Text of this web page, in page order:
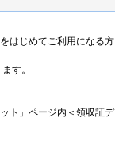
はじめてご利用になる方
す。
ト」ページ内＜領収証デ